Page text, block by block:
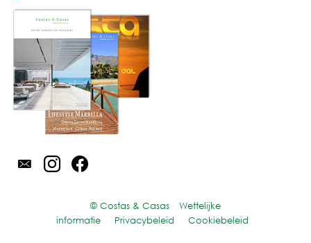
© Costas & Casas
Wettelijke
informatie
Privacybeleid Cookiebeleid